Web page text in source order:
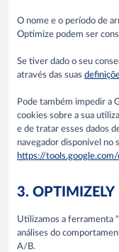
O nome e o período de
Optimize podem ser
Se tiver dado o seu
através das suas
Pode também impedir a
cookies sobre a sua
e de tratar esses dados
navegador disponível no
https://
3. OPTIMIZELY
Utilizamos a ferramenta
análises do
A/B.